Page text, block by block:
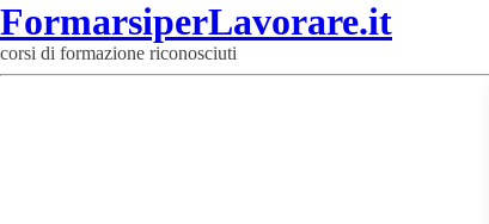
FormarsiperLavorare.it
corsi di formazione riconosciuti